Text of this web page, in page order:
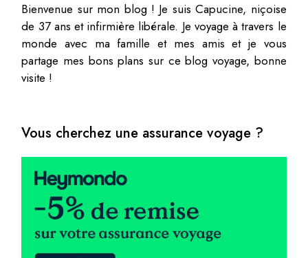
Bienvenue sur mon blog ! Je suis Capucine, niçoise
de 37 ans et infirmière libérale. Je voyage à travers le
monde avec ma famille et mes amis et je vous
partage mes bons plans sur ce blog voyage, bonne
visite !
Vous cherchez une assurance voyage ?